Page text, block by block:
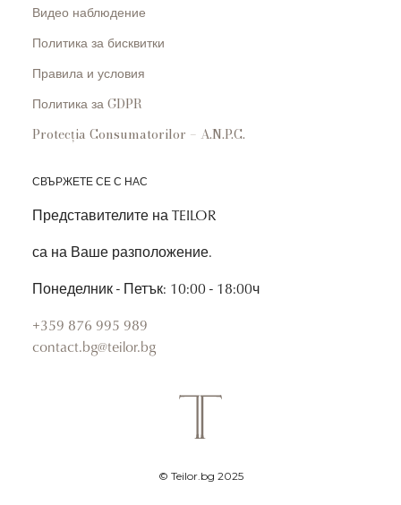
Видео наблюдение
Политика за бисквитки
Правила и условия
Политика за GDPR
Protecția Consumatorilor – A.N.P.C.
СВЪРЖЕТЕ СЕ С НАС
Представителите на TEILOR
са на Ваше разположение.
Понеделник - Петък: 10:00 - 18:00ч
+359 876 995 989
contact.bg@teilor.bg
© Teilor.bg 2025